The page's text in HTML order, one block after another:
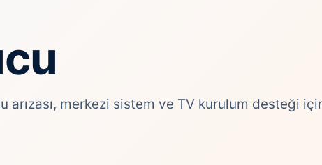
merkezi sistem ve TV kurulum desteği için